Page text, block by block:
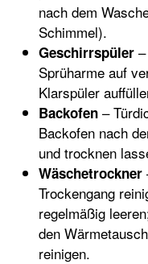
nach dem
Schimmel).
Geschirrspüler
Sprüharme auf
Klarspüler
Backofen –
Backofen nach
und trocknen
Wäschetrockner
Trockengang
regelmäßig
den
reinigen.